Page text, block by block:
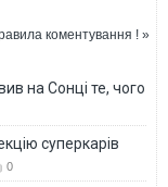
коментування ! »
на Сонці те, чого
суперкарів
0